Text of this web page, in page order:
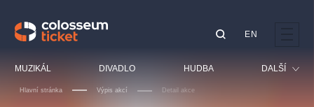
MUZIKÁL DIVADLO HUDBA DALŠÍ
EN
Hlavní stránka Výpis akcí Detail akce